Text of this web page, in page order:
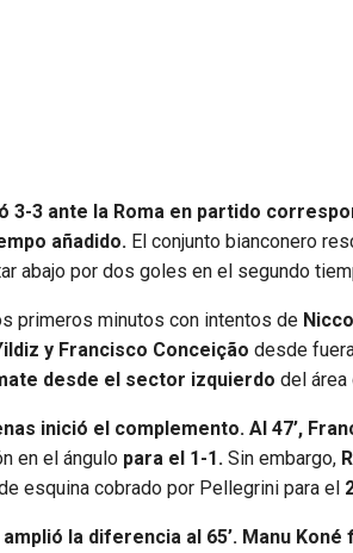
3-3 ante la Roma en partido
añadido. El conjunto bianconero
abajo por dos goles en el segundo
primeros minutos con intentos de
y Francisco Conceição desde
desde el sector izquierdo del área
inició el complemento. Al 47’,
en el ángulo para el 1-1. Sin embargo,
esquina cobrado por Pellegrini para el
la diferencia al 65’. Manu